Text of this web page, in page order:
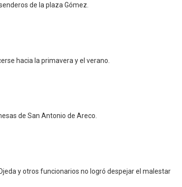
de la plaza Gómez.
hacia la primavera y el verano.
de San Antonio de Areco.
y otros funcionarios no logró despejar el malestar